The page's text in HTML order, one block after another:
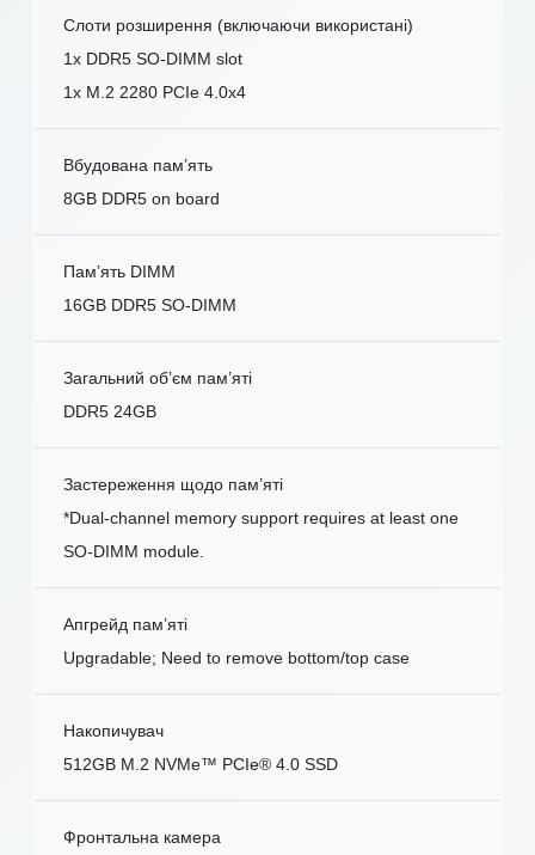
Слоти розширення (включаючи використані)
1x DDR5 SO-DIMM slot
1x M.2 2280 PCIe 4.0x4
Вбудована пам’ять
8GB DDR5 on board
Пам’ять DIMM
16GB DDR5 SO-DIMM
Загальний об’єм пам’яті
DDR5 24GB
Застереження щодо пам’яті
*Dual-channel memory support requires at least one
SO-DIMM module.
Апгрейд пам’яті
Upgradable; Need to remove bottom/top case
Накопичувач
512GB M.2 NVMe™ PCIe® 4.0 SSD
Фронтальна камера